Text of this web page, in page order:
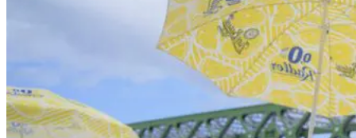
Kaviarne
Kultúra a tradície
Šport a agroturistika
Školstvo
Ekonomika obchod a doprava
Košický kraj
Tipy